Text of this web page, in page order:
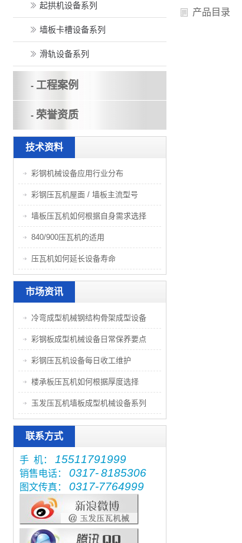
产品目录
起拱机设备系列
墙板卡槽设备系列
滑轨设备系列
- 工程案例
- 荣誉资质
技术资料
彩钢机械设备应用行业分布
彩钢压瓦机屋面 / 墙板主流型号
墙板压瓦机如何根据自身需求选择
840/900压瓦机的适用
压瓦机如何延长设备寿命
市场资讯
冷弯成型机械钢结构骨架成型设备
彩钢板成型机械设备日常保养要点
彩钢压瓦机设备每日收工维护
楼承板压瓦机如何根据厚度选择
玉发压瓦机墙板成型机械设备系列
联系方式
手 机： 15511791999
销售电话： 0317-8185306
图文传真： 0317-7764999